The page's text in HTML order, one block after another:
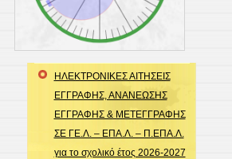
ΗΛΕΚΤΡΟΝΙΚΕΣ ΑΙΤΗΣΕΙΣ
ΕΓΓΡΑΦΗΣ, ΑΝΑΝΕΩΣΗΣ
ΕΓΓΡΑΦΗΣ & ΜΕΤΕΓΓΡΑΦΗΣ
ΣΕ ΓΕ.Λ. – ΕΠΑ.Λ. – Π.ΕΠΑ.Λ.
για το σχολικό έτος 2026-2027